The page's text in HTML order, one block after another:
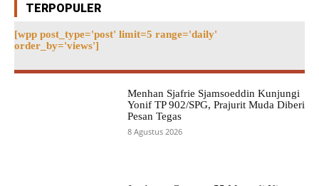
TERPOPULER
[wpp post_type='post' limit=5 range='daily'
order_by='views']
Menhan Sjafrie Sjamsoeddin Kunjungi
Yonif TP 902/SPG, Prajurit Muda Diberi
Pesan Tegas
8 Agustus 2026